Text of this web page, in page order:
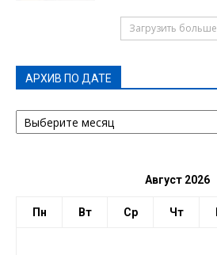
Загрузить больше
АРХИВ ПО ДАТЕ
АРХИВ
ПО
Август 2026
Пн Вт Ср Чт